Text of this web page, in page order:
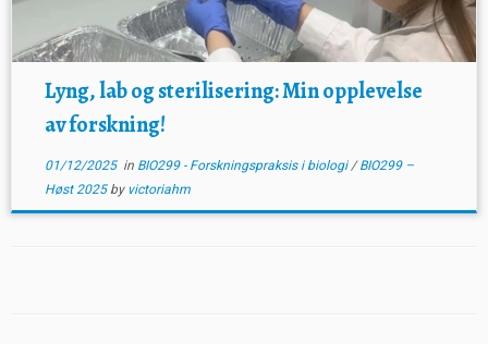
Lyng, lab og sterilisering: Min opplevelse
av forskning!
01/12/2025in BIO299 - Forskningspraksis i biologi/BIO299 –
Høst 2025 by victoriahm